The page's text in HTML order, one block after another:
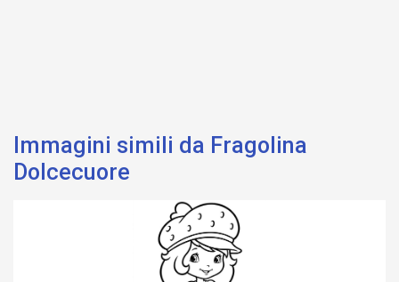
Immagini simili da Fragolina
Dolcecuore